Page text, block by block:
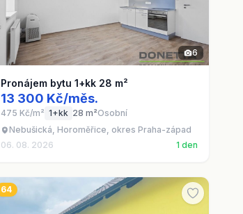
6
Pronájem bytu 1+kk 28 m²
13 300 Kč/měs.
475 Kč/m² 1+kk 28 m²Osobní
Nebušická, Horoměřice, okres Praha-západ
06. 08. 2026
1 den
64